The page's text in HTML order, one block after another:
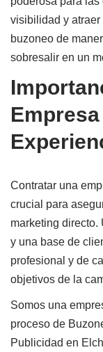
visibilidad y atraer
buzoneo de
sobresalir en un
Contratar una
crucial para
marketing directo.
y una base de
profesional y de
objetivos de la
Somos una
proceso de
Publicidad en